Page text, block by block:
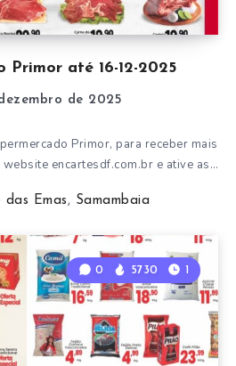
Primor até 16-12-2025
de 2025
Primor, para receber mais
encartesdf.com.br e ative as…
das Emas , Samambaia
0 5730 1